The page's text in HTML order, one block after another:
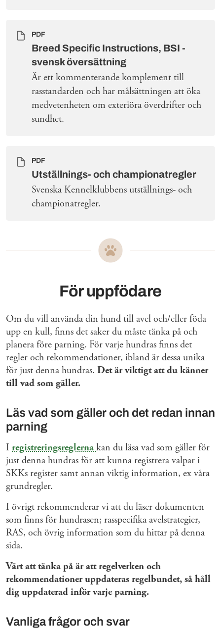
PDF
Breed Specific Instructions, BSI -
svensk översättning
Är ett kommenterande komplement till
rasstandarden och har målsättningen att öka
medvetenheten om exteriöra överdrifter och
sundhet.
PDF
Utställnings- och championatregler
Svenska Kennelklubbens utställnings- och
championatregler.
För uppfödare
Om du vill använda din hund till avel och/eller föda
upp en kull, finns det saker du måste tänka på och
planera före parning. För varje hundras finns det
regler och rekommendationer, ibland är dessa unika
för just denna hundras. Det är viktigt att du känner
till vad som gäller.
Läs vad som gäller och det redan innan
parning
I registreringsreglernakan du läsa vad som gäller för
just denna hundras för att kunna registrera valpar i
SKKs register samt annan viktig information, ex våra
grundregler.
I övrigt rekommenderar vi att du läser dokumenten
som finns för hundrasen; rasspecifika avelstrategier,
RAS, och övrig information som du hittar på denna
sida.
Värt att tänka på är att regelverken och
rekommendationer uppdateras regelbundet, så håll
dig uppdaterad inför varje parning.
Vanliga frågor och svar